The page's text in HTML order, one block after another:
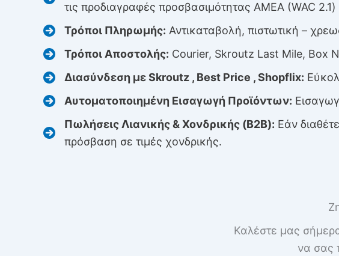
τις προδιαγραφές προσβασιμότητας ΑΜΕΑ (WAC 2.1)
Τρόποι Πληρωμής: Αντικαταβολή, πιστωτική –
Τρόποι Αποστολής: Courier, Skroutz Last Mile, Box
Διασύνδεση με Skroutz , Best Price , Shopflix:
Αυτοματοποιημένη Εισαγωγή Προϊόντων:
Πωλήσεις Λιανικής & Χονδρικής (B2B): Εάν
πρόσβαση σε τιμές χονδρικής.
Καλέστε μας
να σας